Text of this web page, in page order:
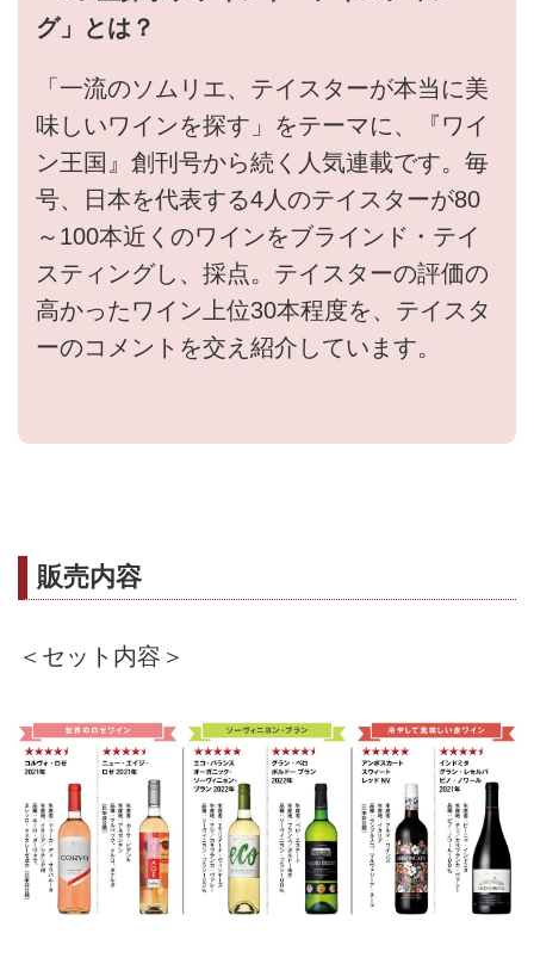
グ」とは？
「一流のソムリエ、テイスターが本当に美
味しいワインを探す」をテーマに、『ワイ
ン王国』創刊号から続く人気連載です。毎
号、日本を代表する4人のテイスターが80
～100本近くのワインをブラインド・テイ
スティングし、採点。テイスターの評価の
高かったワイン上位30本程度を、テイスタ
ーのコメントを交え紹介しています。
販売内容
＜セット内容＞